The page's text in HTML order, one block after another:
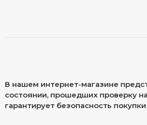
В нашем интернет-магазине
состоянии, прошедших проверку
гарантирует безопасность